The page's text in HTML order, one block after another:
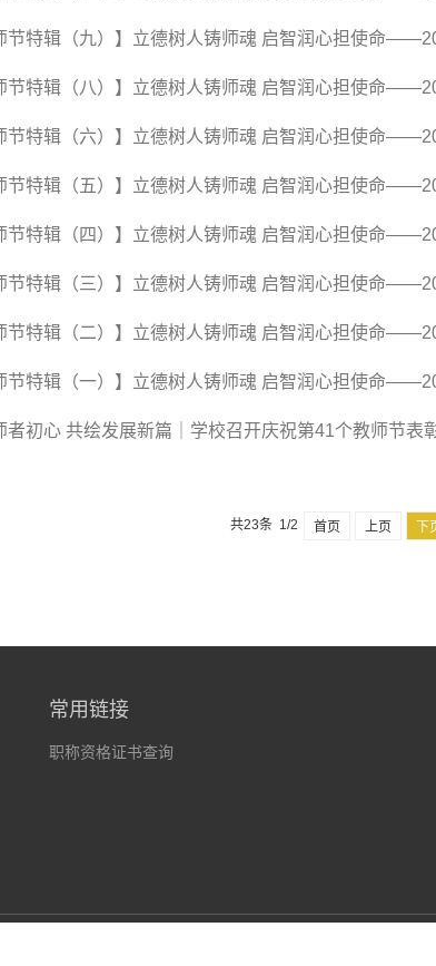
共23条 1/2 首页 上页 下
常用链接
职称资格证书查询